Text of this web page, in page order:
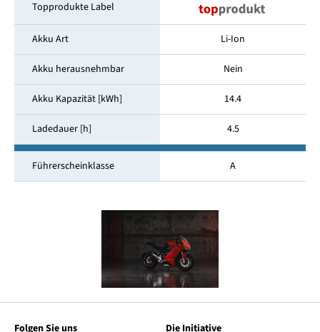
Topprodukte Label
Akku Art Li-Ion
Akku herausnehmbar Nein
Akku Kapazität [kWh] 14.4
Ladedauer [h] 4.5
Führerscheinklasse A
Folgen Sie uns
Die Initiative